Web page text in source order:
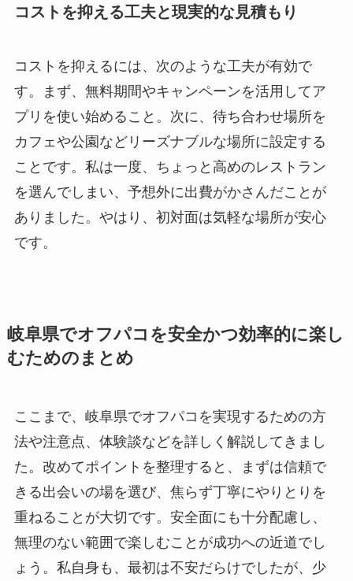
コストを抑える工夫と現実的な見積もり
コストを抑えるには、次のような工夫が有効で
す。まず、無料期間やキャンペーンを活用してア
プリを使い始めること。次に、待ち合わせ場所を
カフェや公園などリーズナブルな場所に設定する
ことです。私は一度、ちょっと高めのレストラン
を選んでしまい、予想外に出費がかさんだことが
ありました。やはり、初対面は気軽な場所が安心
です。
岐阜県でオフパコを安全かつ効率的に楽し
むためのまとめ
ここまで、岐阜県でオフパコを実現するための方
法や注意点、体験談などを詳しく解説してきまし
た。改めてポイントを整理すると、まずは信頼で
きる出会いの場を選び、焦らず丁寧にやりとりを
重ねることが大切です。安全面にも十分配慮し、
無理のない範囲で楽しむことが成功への近道でし
ょう。私自身も、最初は不安だらけでしたが、少